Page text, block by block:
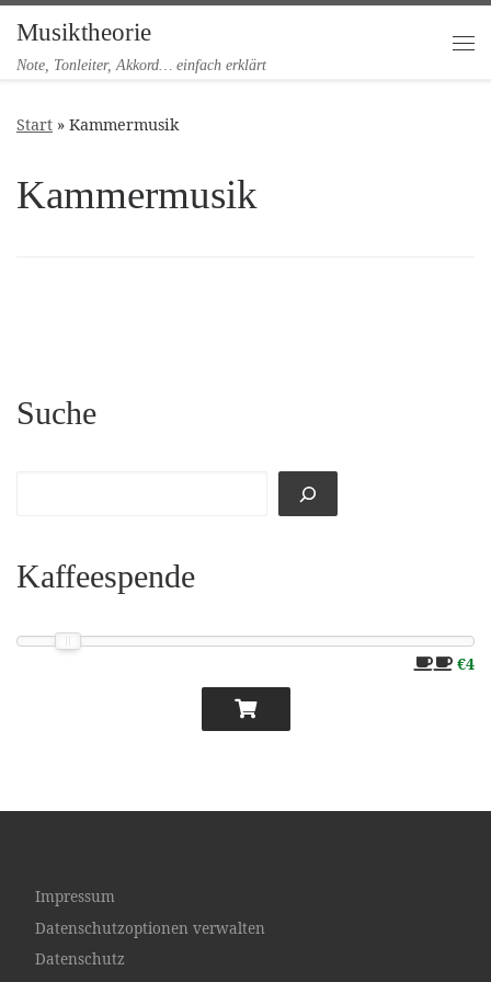
Zum Inhalt springen
Musiktheorie
Note, Tonleiter, Akkord… einfach erklärt
Start » Kammermusik
Kammermusik
Suche
Kaffeespende
€4
Impressum
Datenschutzoptionen verwalten
Datenschutz